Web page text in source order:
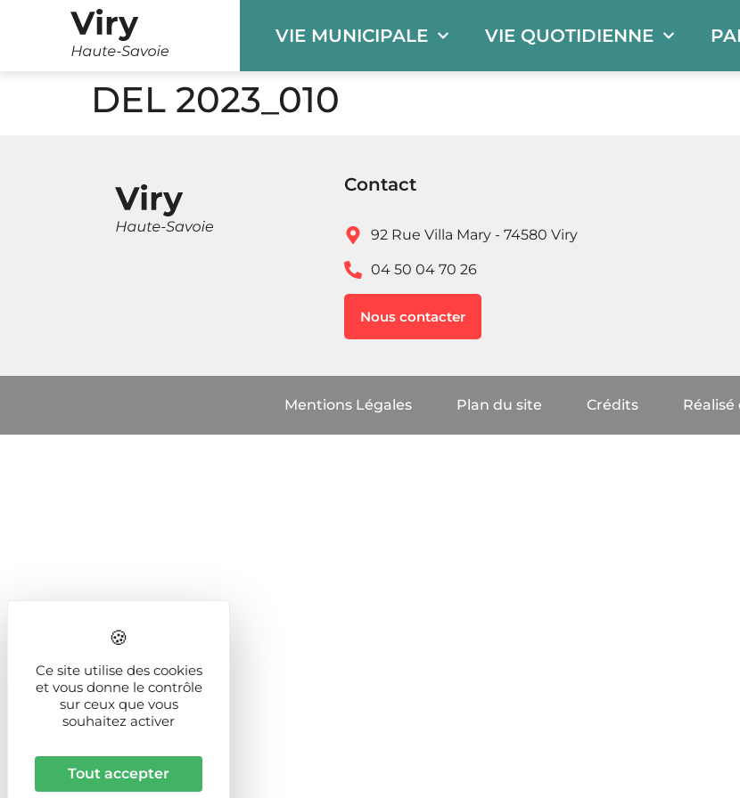
VIE MUNICIPALE VIE QUOTIDIENNE
DEL 2023_010
Contact
92 Rue Villa Mary - 74580 Viry
04 50 04 70 26
Nous contacter
Mentions Légales Plan du site Crédits
Panneau de gestion des cookies
Ce site utilise des cookies
et vous donne le contrôle
sur ceux que vous
souhaitez activer
Tout accepter